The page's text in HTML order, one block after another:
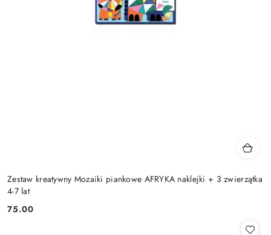
Zestaw kreatywny Mozaiki piankowe AFRYKA naklejki + 3 zwierzątka
4-7 lat
Cena:
75.00